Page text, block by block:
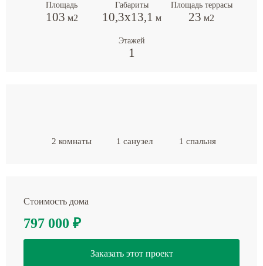
Площадь
103 м2
Габариты
10,3х13,1 м
Площадь террасы
23 м2
Этажей
1
2 комнаты 1 санузел 1 спальня
Стоимость дома
797 000 ₽
Заказать этот проект